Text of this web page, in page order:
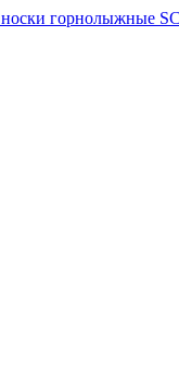
носки горнолыжные